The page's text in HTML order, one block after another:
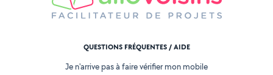
QUESTIONS FRÉQUENTES / AIDE
Je n'arrive pas à faire vérifier mon mobile